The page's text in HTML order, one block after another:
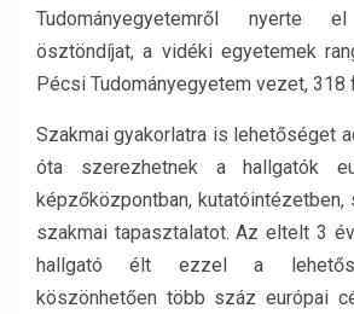
Tudományegyetemről nyerte
ösztöndíjat, a vidéki egyetemek
Pécsi Tudományegyetem vezet, 318
Szakmai gyakorlatra is lehetőséget
óta szerezhetnek a hallgatók
képzőközpontban, kutatóintézetben,
szakmai tapasztalatot. Az eltelt 3
hallgató élt ezzel a
köszönhetően több száz európai